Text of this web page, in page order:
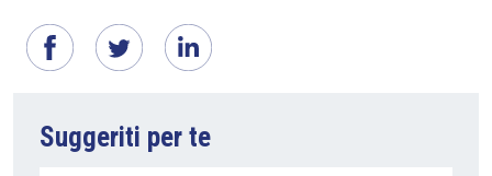
Suggeriti per te